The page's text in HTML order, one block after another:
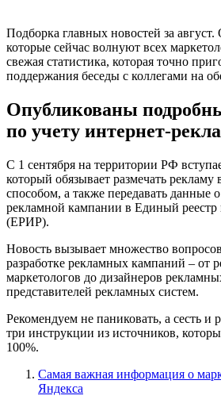
Подборка главных новостей за
которые сейчас волнуют всех
свежая статистика, которая точно
поддержания беседы с коллегами на
Опубликованы
по учету интернет-
С 1 сентября на территории РФ
который обязывает размечать
способом, а также передавать данные
рекламной кампании в Единый реестр
(ЕРИР).
Новость вызывает множество
разработке рекламных кампаний – от
маркетологов до дизайнеров
представителей рекламных систем.
Рекомендуем не паниковать, а сесть и
три инструкции из источников,
100%.
Самая важная информация о
Яндекса